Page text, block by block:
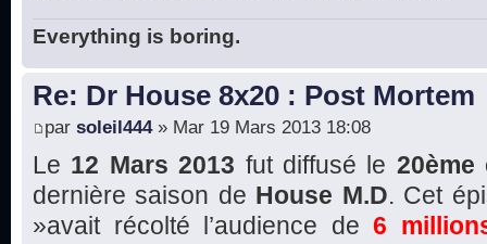
Everything is boring.
Re: Dr House 8x20 : Post Mortem
par soleil444» Mar 19 Mars 2013 18:08
Le 12 Mars 2013 fut diffusé le 20ème
dernière saison de House M.D. Cet
»avait récolté l’audience de6